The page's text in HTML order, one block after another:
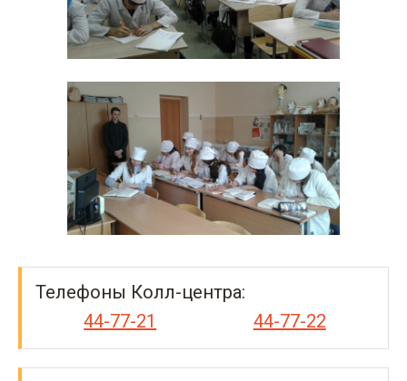
Телефоны Колл-центра:
44-77-21
44-77-22